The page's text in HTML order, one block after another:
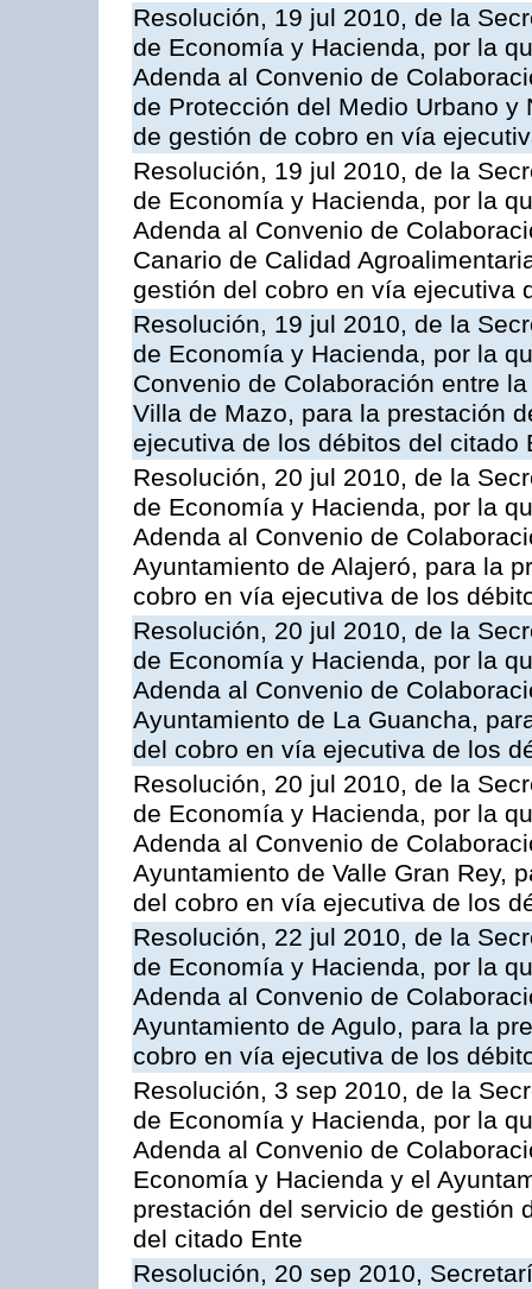
Resolución, 19 jul 2010, de la
de Economía y Hacienda, por la
Adenda al Convenio de
de Protección del Medio Urbano
de gestión de cobro en vía
Resolución, 19 jul 2010, de la
de Economía y Hacienda, por la
Adenda al Convenio de
Canario de Calidad
gestión del cobro en vía ejecutiva
Resolución, 19 jul 2010, de la
de Economía y Hacienda, por la
Convenio de Colaboración entre
Villa de Mazo, para la prestación
ejecutiva de los débitos del citado
Resolución, 20 jul 2010, de la
de Economía y Hacienda, por la
Adenda al Convenio de
Ayuntamiento de Alajeró, para la
cobro en vía ejecutiva de los
Resolución, 20 jul 2010, de la
de Economía y Hacienda, por la
Adenda al Convenio de
Ayuntamiento de La Guancha,
del cobro en vía ejecutiva de los
Resolución, 20 jul 2010, de la
de Economía y Hacienda, por la
Adenda al Convenio de
Ayuntamiento de Valle Gran Rey,
del cobro en vía ejecutiva de los
Resolución, 22 jul 2010, de la
de Economía y Hacienda, por la
Adenda al Convenio de
Ayuntamiento de Agulo, para la
cobro en vía ejecutiva de los
Resolución, 3 sep 2010, de la
de Economía y Hacienda, por la
Adenda al Convenio de
Economía y Hacienda y el
prestación del servicio de gestión
del citado Ente
Resolución, 20 sep 2010,